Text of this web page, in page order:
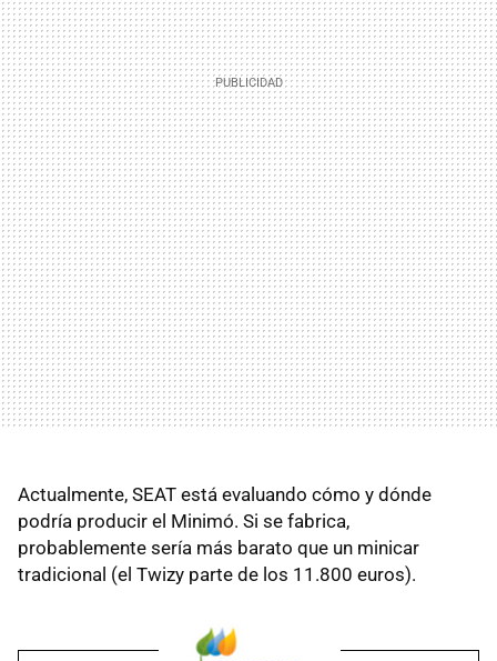
Actualmente, SEAT está evaluando cómo y dónde
podría producir el Minimó. Si se fabrica,
probablemente sería más barato que un minicar
tradicional (el Twizy parte de los 11.800 euros).